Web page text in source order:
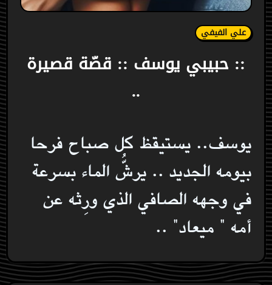
علي الفيفي
:: حبيبي يوسف :: قصّة قصيرة
..
يوسف.. يستيقظ كل صباح فرحا
بيومه الجديد .. يرشُّ الماء بسرعة
في وجهه الصافي الذي ورِثه عن
أمه " ميعاد" ..